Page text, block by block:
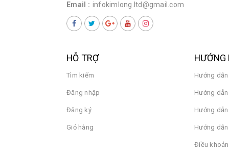
Email : infokimlong.ltd@gmail.com
HỖ TRỢ
Tìm kiếm
Đăng nhập
Đăng ký
Giỏ hàng
HƯỚNG
Hướng
Hướng
Hướng
Hướng
Điều